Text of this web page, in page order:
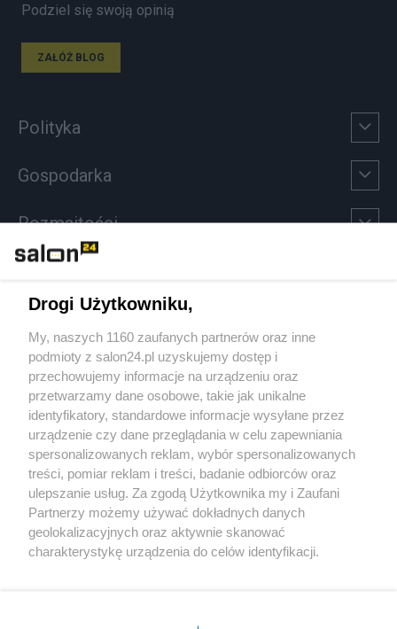
Podziel się swoją opinią
ZAŁÓŻ BLOG
Polityka
Gospodarka
Rozmaitości
Sport
Społeczeństwo
Kultura
X Facebook Instagram Youtube
Drogi Użytkowniku,
My, naszych 1160 zaufanych partnerów oraz inne
podmioty z salon24.pl uzyskujemy dostęp i
przechowujemy informacje na urządzeniu oraz
przetwarzamy dane osobowe, takie jak unikalne
identyfikatory, standardowe informacje wysyłane przez
urządzenie czy dane przeglądania w celu zapewniania
spersonalizowanych reklam, wybór spersonalizowanych
treści, pomiar reklam i treści, badanie odbiorców oraz
ulepszanie usług. Za zgodą Użytkownika my i Zaufani
Partnerzy możemy używać dokładnych danych
geolokalizacyjnych oraz aktywnie skanować
charakterystykę urządzenia do celów identyfikacji.